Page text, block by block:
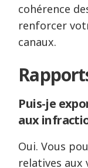
cohérence
renforcer
canaux.
Puis-je
aux
Oui. Vous
relatives aux